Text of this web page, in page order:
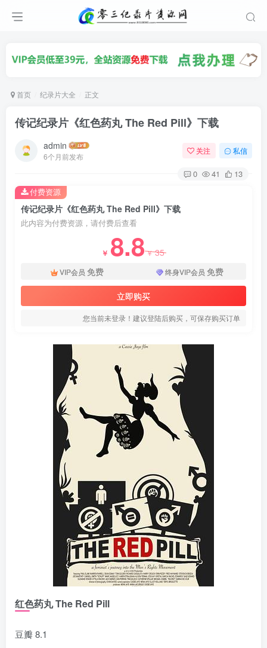
首页 纪录片大全 正文
传记纪录片《红色药丸 The Red Pill》下载
admin
6个月前发布
关注 私信
0 41 13
传记纪录片《红色药丸 The Red Pill》下载
此内容为付费资源，请付费后查看
￥ 8.8￥35
VIP会员 免费 终身VIP会员 免费
立即购买
您当前未登录！建议登陆后购买，可保存购买订单
付费资源
红色药丸 The Red Pill
豆瓣 8.1